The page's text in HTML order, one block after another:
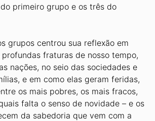
primeiro grupo e os três do
grupos centrou sua reflexão em
profundas fraturas de nosso tempo,
nações, no seio das sociedades e
e em como elas geram feridas,
os mais pobres, os mais fracos,
falta o senso de novidade – e os
da sabedoria que vem com a